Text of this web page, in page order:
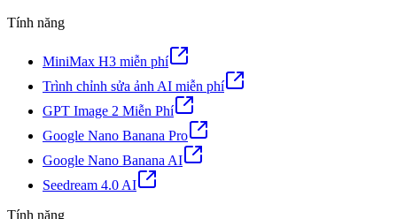
Tính năng
MiniMax H3 miễn phí
Trình chỉnh sửa ảnh AI miễn phí
GPT Image 2 Miễn Phí
Google Nano Banana Pro
Google Nano Banana AI
Seedream 4.0 AI
Tính năng